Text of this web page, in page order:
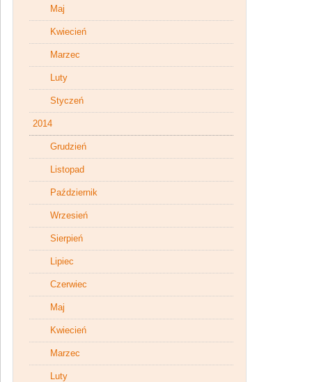
Maj
Kwiecień
Marzec
Luty
Styczeń
2014
Grudzień
Listopad
Październik
Wrzesień
Sierpień
Lipiec
Czerwiec
Maj
Kwiecień
Marzec
Luty